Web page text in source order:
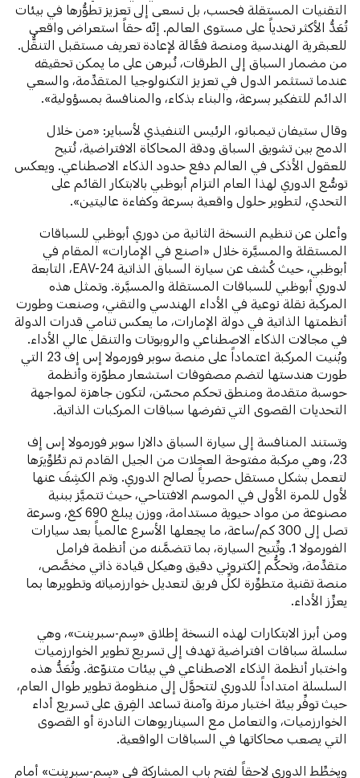
التقنيات المستقلة فحسب، بل نسعى إلى تعزيز تطوُّرها في بيئات
تُعَدُّ الأكثر تحدياً على مستوى العالم. إنّه حقاً استعراض واقعي
للعبقرية الهندسية ومنصة فعَّالة لإعادة تعريف مستقبل التنقُّل.
من مضمار السباق إلى الطرقات، نُبرهن على ما يمكن تحقيقه
عندما تستثمر الدول في تعزيز التكنولوجيا المتقدِّمة، والسعي
الدائم للتفكير بسرعة، والبناء بذكاء، والمنافسة بمسؤولية».
وقال ستيفان تيمبانو، الرئيس التنفيذي لأسباير: «من خلال
الدمج بين تشويق السباق ودقة المحاكاة الافتراضية، نُتيح
للعقول الأذكى في العالم دفع حدود الذكاء الاصطناعي. ويعكس
توسُّع الدوري لهذا العام التزام أبوظبي بالابتكار القائم على
التحدي، لتطوير حلول واقعية بسرعة وكفاءة عاليتين».
وأعلن عن تنظيم النسخة الثانية من دوري أبوظبي للسباقات
المستقلة والمسيَّرة خلال «اصنع في الإمارات» المقام في
أبوظبي، حيث كُشف عن سيارة السباق الذاتية EAV-24، التابعة
لدوري أبوظبي للسباقات المستقلة والمسيَّرة. وتمثل هذه
المركبة نقلة نوعية في الأداء الهندسي والتقني، وصنعت وطورت
أنظمتها الذاتية في دولة الإمارات، ما يعكس تنامي قدرات الدولة
في مجالات الذكاء الاصطناعي والروبوتات والتنقل عالي الأداء.
وبُنيت المركبة اعتماداً على منصة سوبر فورمولا إس إف 23 التي
طورت هندستها لتضم مصفوفات استشعار مطوّرة وأنظمة
حوسبة متقدمة ومنطق تحكم محسّن، لتكون جاهزة لمواجهة
التحديات القصوى التي تفرضها سباقات المركبات الذاتية.
وتستند المنافسة إلى سيارة السباق دالارا سوبر فورمولا إس إف
23، وهي مركبة مفتوحة العجلات من الجيل القادم تم تطُوِّيرَها
لتعمل بشكل مستقل حصرياً لصالح الدوري. وتم الكشِفَ عنها
لأول للمرة الأولى في الموسم الافتتاحي، حيث تتميَّز ببنية
مصنوعة من مواد حيوية مستدامة، ووزن يبلغ 690 كغ، وسرعة
تصل إلى 300 كم/ساعة، ما يجعلها الأسرع عالمياً بعد سيارات
الفورمولا 1. وتِّتيح السيارة، بما تتضمَّنه من أنظمة فرامل
متقدِّمة، وتحكُّم إلكتروني دقيق وهيكل قيادة ذاتي مخصَّص،
منصة تقنية متطوِّرة لكلِّ فريق لتعديل خوارزمياته وتطويرها بما
يعزِّز الأداء.
ومن أبرز الابتكارات لهذه النسخة إطلاق «سِم-سبرينت»، وهي
سلسلة سباقات افتراضية تهدف إلى تسريع تطوير الخوارزميات
واختبار أنظمة الذكاء الاصطناعي في بيئات متنوّعة. وتُعَدُّ هذه
السلسلة امتداداً للدوري لتتحوَّل إلى منظومة تطوير طوال العام،
حيث توفِّر بيئة اختبار مرنة وآمنة تساعد الفِرق على تسريع أداء
الخوارزميات، والتعامل مع السيناريوهات النادرة أو القصوى
التي يصعب محاكاتها في السباقات الواقعية.
ويخطِّط الدوري لاحقاً لفتح باب المشاركة في «سِم-سبرينت» أمام